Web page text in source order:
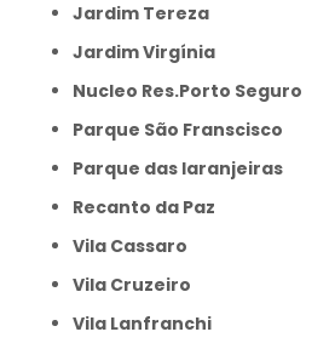
Jardim Tereza
Jardim Virgínia
Nucleo Res.Porto Seguro
Parque São Franscisco
Parque das laranjeiras
Recanto da Paz
Vila Cassaro
Vila Cruzeiro
Vila Lanfranchi